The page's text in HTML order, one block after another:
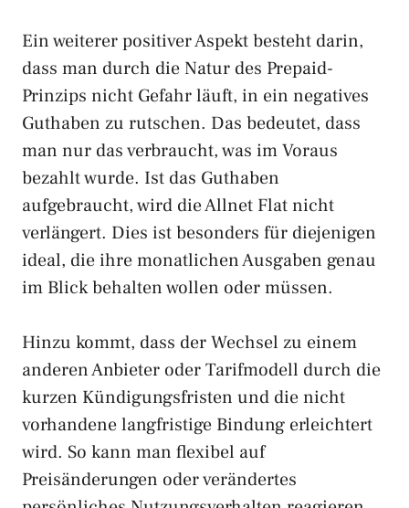
Ein weiterer positiver Aspekt besteht darin,
dass man durch die Natur des Prepaid-
Prinzips nicht Gefahr läuft, in ein negatives
Guthaben zu rutschen. Das bedeutet, dass
man nur das verbraucht, was im Voraus
bezahlt wurde. Ist das Guthaben
aufgebraucht, wird die Allnet Flat nicht
verlängert. Dies ist besonders für diejenigen
ideal, die ihre monatlichen Ausgaben genau
im Blick behalten wollen oder müssen.
Hinzu kommt, dass der Wechsel zu einem
anderen Anbieter oder Tarifmodell durch die
kurzen Kündigungsfristen und die nicht
vorhandene langfristige Bindung erleichtert
wird. So kann man flexibel auf
Preisänderungen oder verändertes